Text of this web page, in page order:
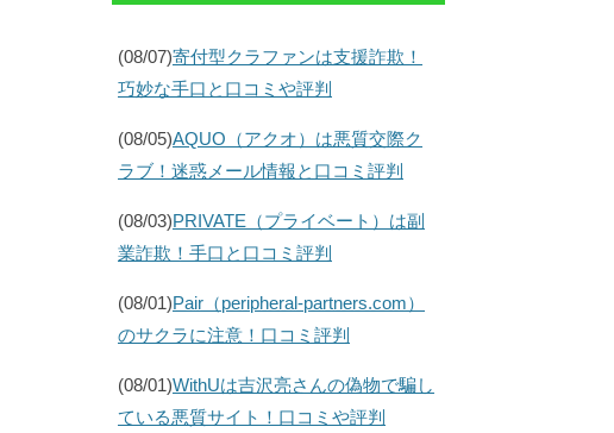
(08/07)寄付型クラファンは支援詐欺！
巧妙な手口と口コミや評判
(08/05)AQUO（アクオ）は悪質交際ク
ラブ！迷惑メール情報と口コミ評判
(08/03)PRIVATE（プライベート）は副
業詐欺！手口と口コミ評判
(08/01)Pair（peripheral-partners.com）
のサクラに注意！口コミ評判
(08/01)WithUは吉沢亮さんの偽物で騙し
ている悪質サイト！口コミや評判